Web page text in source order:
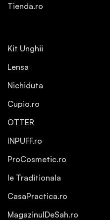
Tienda.ro
Kit Unghii
Lensa
Nichiduta
Cupio.ro
OTTER
INPUFF.ro
ProCosmetic.ro
Ie Traditionala
CasaPractica.ro
MagazinulDeSah.ro